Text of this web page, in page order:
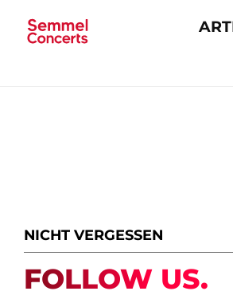
NICHT VERGESSEN
FOLLOW US.